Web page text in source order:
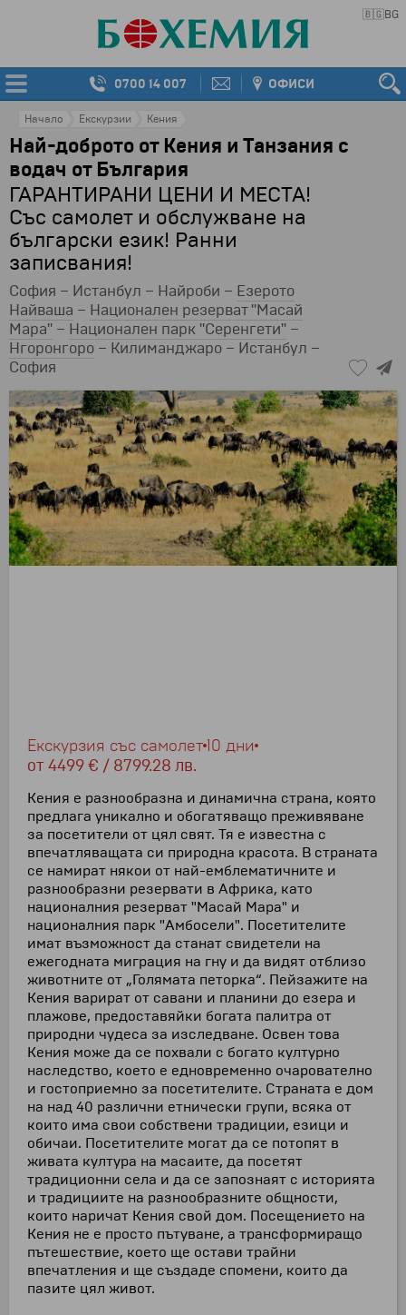
🇧🇬BG
0700 14 007 ОФИСИ
Начало Екскурзии Кения
Най-доброто от Кения и Танзания с
водач от България
ГАРАНТИРАНИ ЦЕНИ И МЕСТА!
Със самолет и обслужване на
български език! Ранни
записвания!
София – Истанбул – Найроби – Езерото
Найваша – Национален резерват "Масай
Мара" – Национален парк "Серенгети" –
Нгоронгоро – Килиманджаро – Истанбул –
София
Екскурзия със самолет 10 дни
от4499 € / 8799.28 лв.
Кения е разнообразна и динамична страна, която
предлага уникално и обогатяващо преживяване
за посетители от цял свят. Тя е известна с
впечатляващата си природна красота. В страната
се намират някои от най-емблематичните и
разнообразни резервати в Африка, като
националния резерват "Масай Мара" и
националния парк "Амбосели". Посетителите
имат възможност да станат свидетели на
ежегодната миграция на гну и да видят отблизо
животните от „Голямата петорка“. Пейзажите на
Кения варират от савани и планини до езера и
плажове, предоставяйки богата палитра от
природни чудеса за изследване. Освен това
Кения може да се похвали с богато културно
наследство, което е едновременно очарователно
и гостоприемно за посетителите. Страната е дом
на над 40 различни етнически групи, всяка от
които има свои собствени традиции, езици и
обичаи. Посетителите могат да се потопят в
живата култура на масаите, да посетят
традиционни села и да се запознаят с историята
и традициите на разнообразните общности,
които наричат Кения свой дом. Посещението на
Кения не е просто пътуване, а трансформиращо
пътешествие, което ще остави трайни
впечатления и ще създаде спомени, които да
пазите цял живот.